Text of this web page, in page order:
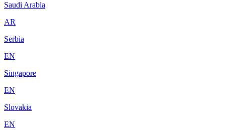
Saudi Arabia
AR
Serbia
EN
Singapore
EN
Slovakia
EN